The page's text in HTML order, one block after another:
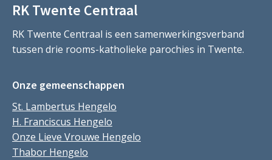
RK Twente Centraal
RK Twente Centraal is een samenwerkingsverband
tussen drie rooms-katholieke parochies in Twente.
Onze gemeenschappen
St. Lambertus Hengelo
H. Franciscus Hengelo
Onze Lieve Vrouwe Hengelo
Thabor Hengelo